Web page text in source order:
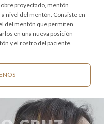
proyectado, mentón
nivel del mentón. Consiste en
del mentón que permiten
en una nueva posición
y el rostro del paciente.